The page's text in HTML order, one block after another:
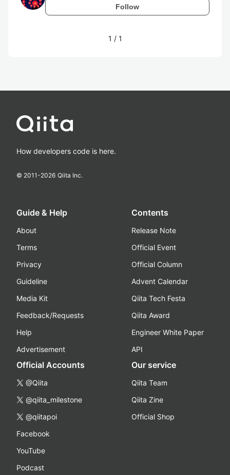
Follow
1 / 1
How developers code is here.
© 2011-2026 Qiita Inc.
Guide & Help
About
Terms
Privacy
Guideline
Media Kit
Feedback/Requests
Help
Advertisement
Contents
Release Note
Official Event
Official Column
Advent Calendar
Qiita Tech Festa
Qiita Award
Engineer White Paper
API
Official Accounts
@Qiita
@qiita_milestone
@qiitapoi
Facebook
YouTube
Podcast
Our service
Qiita Team
Qiita Zine
Official Shop